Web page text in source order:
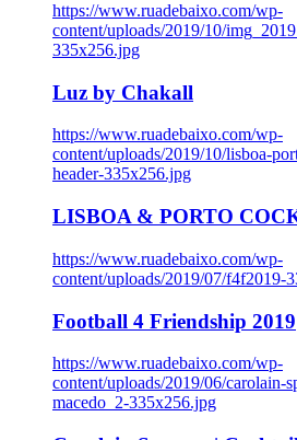
https://www.ruadebaixo.com/wp-
content/uploads/2019/10/
335x256.jpg
Luz by Chakall
https://www.ruadebaixo.com/wp-
content/uploads/2019/10/lisboa-
header-335x256.jpg
LISBOA & PORTO
https://www.ruadebaixo.com/wp-
content/uploads/2019/07/f4f2019-
Football 4 Friendship 2019
https://www.ruadebaixo.com/wp-
content/uploads/2019/06/carolain-
macedo_2-335x256.jpg